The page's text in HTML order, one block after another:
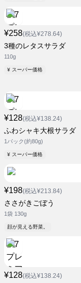
¥258(税込¥278.64)
3種のレタスサラダ
110g
¥ スーパー価格
¥128(税込¥138.24)
ふわシャキ大根サラダ
1パック(約80g)
¥ スーパー価格
¥198(税込¥213.84)
ささがきごぼう
1袋 130g
顔が見える野菜。
¥128(税込¥138.24)